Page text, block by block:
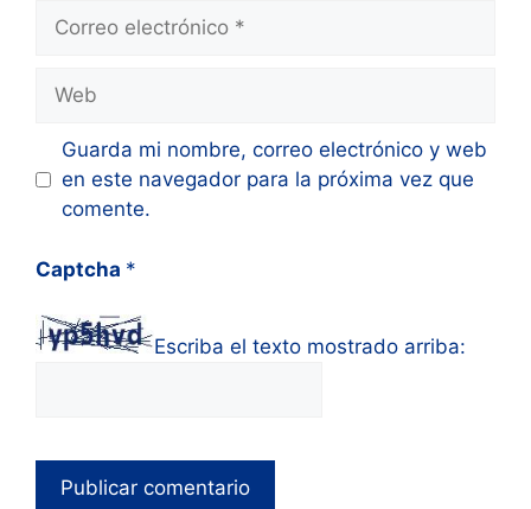
Correo
Web
Guarda mi nombre, correo electrónico y web
en este navegador para la próxima vez que
comente.
Captcha *
Escriba el texto mostrado arriba: